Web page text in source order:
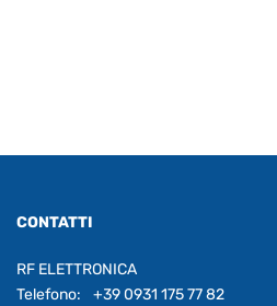
CONTATTI
RF ELETTRONICA
Telefono:
+39 0931 175 77 82